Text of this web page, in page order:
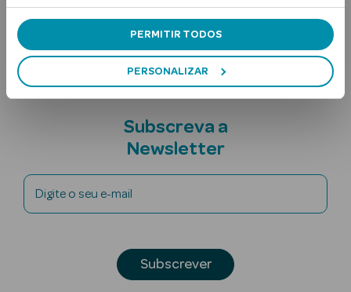
PERMITIR TODOS
PERSONALIZAR
Corpo
Nota adicional
Subscreva a
Newsletter
Digite o seu e-mail
Subscrever